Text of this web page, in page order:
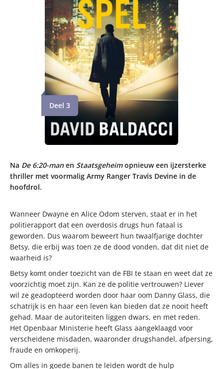
Deel 3
Na De 6:20-man en Staatsgeheimopnieuw een ijzersterke
thriller met voormalig Army Ranger Travis Devine in de
hoofdrol.
Wanneer Dwayne en Alice Odom sterven, staat er in het
politierapport dat een overdosis drugs hun fataal is
geworden. Dus waarom beweert hun twaalfjarige dochter
Betsy, die erbij was toen ze de dood vonden, dat dit niet de
waarheid is?
Betsy komt onder toezicht van de FBI te staan en weet dat ze
voorzichtig moet zijn. Kan ze de politie vertrouwen? Liever
wil ze geadopteerd worden door haar oom Danny Glass, die
schatrijk is en haar een leven kan bieden dat ze nooit heeft
gehad. Maar de autoriteiten liggen dwars, en met reden.
Het Openbaar Ministerie heeft Glass aangeklaagd voor
verscheidene misdaden, waaronder drugshandel, afpersing,
fraude en omkoperij.
Om alles in goede banen te leiden wordt de hulp